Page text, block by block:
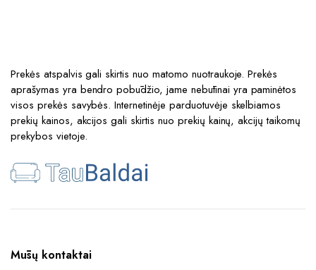
Prekės atspalvis gali skirtis nuo matomo nuotraukoje. Prekės
aprašymas yra bendro pobūdžio, jame nebūtinai yra paminėtos
visos prekės savybės. Internetinėje parduotuvėje skelbiamos
prekių kainos, akcijos gali skirtis nuo prekių kainų, akcijų taikomų
prekybos vietoje.
Mūsų kontaktai